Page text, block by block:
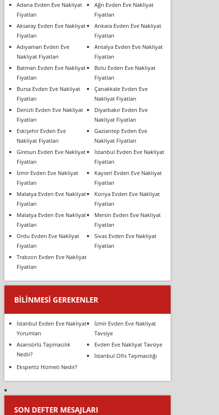
Adana Evden Eve Nakliyat
Fiyatları
Ağrı Evden Eve Nakliyat
Fiyatları
Aksaray Evden Eve Nakliyat
Fiyatları
Ankara Evden Eve Nakliyat
Fiyatları
Adıyaman Evden Eve
Nakliyat Fiyatları
Antalya Evden Eve Nakliyat
Fiyatları
Batman Evden Eve Nakliyat
Fiyatları
Bolu Evden Eve Nakliyat
Fiyatları
Bursa Evden Eve Nakliyat
Fiyatları
Çanakkale Evden Eve
Nakliyat Fiyatları
Denizli Evden Eve Nakliyat
Fiyatları
Diyarbakır Evden Eve
Nakliyat Fiyatları
Eskişehir Evden Eve
Nakliyat Fiyatları
Gaziantep Evden Eve
Nakliyat Fiyatları
Giresun Evden Eve Nakliyat
Fiyatları
İstanbul Evden Eve Nakliyat
Fiyatları
İzmir Evden Eve Nakliyat
Fiyatları
Kayseri Evden Eve Nakliyat
Fiyatları
Malatya Evden Eve Nakliyat
Fiyatları
Konya Evden Eve Nakliyat
Fiyatları
Malatya Evden Eve Nakliyat
Fiyatları
Mersin Evden Eve Nakliyat
Fiyatları
Ordu Evden Eve Nakliyat
Fiyatları
Sivas Evden Eve Nakliyat
Fiyatları
Trabzon Evden Eve Nakliyat
Fiyatları
BILINMESI GEREKENLER
İstanbul Evden Eve Nakliyat
Yorumları
İzmir Evden Eve Nakliyat
Tavsiye
Asansörlü Taşımacılık
Nedir?
Evden Eve Nakliyat Tavsiye
İstanbul Ofis Taşımacılığı
Ekspertiz Hizmeti Nedir?
SON DEFTER MESAJLARI